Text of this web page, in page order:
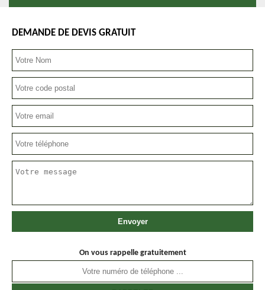
DEMANDE DE DEVIS GRATUIT
On vous rappelle gratuitement